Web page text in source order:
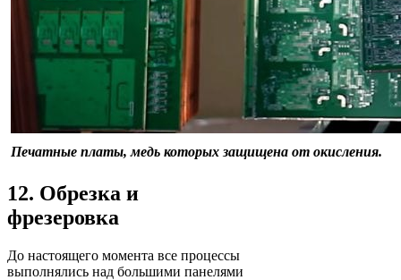
Печатные платы, медь которых защищена от окисления.
12. Обрезка и
фрезеровка
До настоящего момента все процессы
выполнялись над большими панелями